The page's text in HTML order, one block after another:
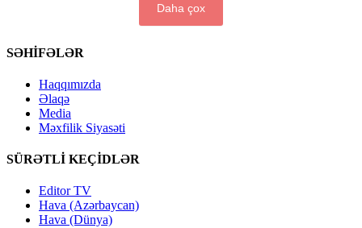
Daha çox
SƏHİFƏLƏR
Haqqımızda
Əlaqə
Media
Məxfilik Siyasəti
SÜRƏTLİ KEÇİDLƏR
Editor TV
Hava (Azərbaycan)
Hava (Dünya)